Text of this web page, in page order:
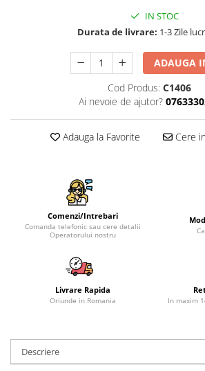
IN STOC
Durata de livrare: 1-3 Zile
ADAUGA
Cod Produs: C1406
Ai nevoie de ajutor?
Adauga la Favorite Cere
Comenzi/Intrebari
Comanda telefonic sau cere detalii
Operatorului nostru
Livrare Rapida
Oriunde in Romania In maxim
Descriere